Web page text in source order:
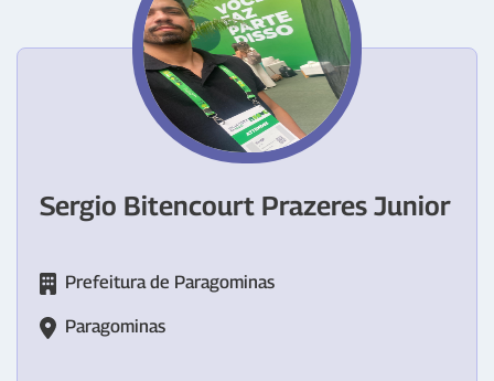
Sergio Bitencourt Prazeres Junior
Prefeitura de Paragominas
Paragominas